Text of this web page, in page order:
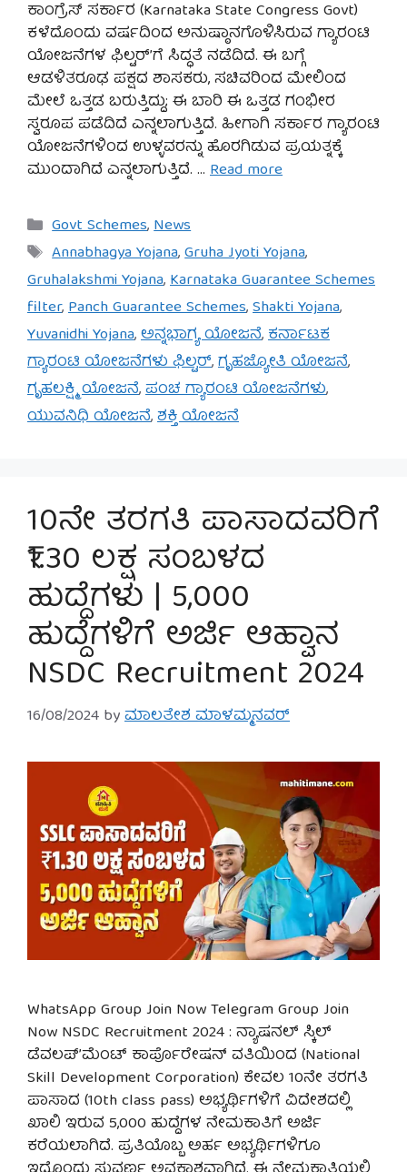
ಕಾಂಗ್ರೆಸ್ ಸರ್ಕಾರ (Karnataka State Congress Govt)
ಕಳೆದೊಂದು ವರ್ಷದಿಂದ ಅನುಷ್ಠಾನಗೊಳಿಸಿರುವ ಗ್ಯಾರಂಟಿ
ಯೋಜನೆಗಳ ಫಿಲ್ಟರ್’ಗೆ ಸಿದ್ಧತೆ ನಡೆದಿದೆ. ಈ ಬಗ್ಗೆ
ಆಡಳಿತರೂಢ ಪಕ್ಷದ ಶಾಸಕರು, ಸಚಿವರಿಂದ ಮೇಲಿಂದ
ಮೇಲೆ ಒತ್ತಡ ಬರುತ್ತಿದ್ದು; ಈ ಬಾರಿ ಈ ಒತ್ತಡ ಗಂಭೀರ
ಸ್ವರೂಪ ಪಡೆದಿದೆ ಎನ್ನಲಾಗುತ್ತಿದೆ. ಹೀಗಾಗಿ ಸರ್ಕಾರ ಗ್ಯಾರಂಟಿ
ಯೋಜನೆಗಳಿಂದ ಉಳ್ಳವರನ್ನು ಹೊರಗಿಡುವ ಪ್ರಯತ್ನಕ್ಕೆ
ಮುಂದಾಗಿದೆ ಎನ್ನಲಾಗುತ್ತಿದೆ. … Read more
Categories
Govt Schemes,News
Tags
Annabhagya Yojana,Gruha Jyoti Yojana,
Gruhalakshmi Yojana,Karnataka Guarantee Schemes
filter,Panch Guarantee Schemes,Shakti Yojana,
Yuvanidhi Yojana,ಅನ್ನಭಾಗ್ಯ ಯೋಜನೆ,ಕರ್ನಾಟಕ
ಗ್ಯಾರಂಟಿ ಯೋಜನೆಗಳು ಫಿಲ್ಟರ್,ಗೃಹಜ್ಯೋತಿ ಯೋಜನೆ,
ಗೃಹಲಕ್ಷ್ಮಿ ಯೋಜನೆ,ಪಂಚ ಗ್ಯಾರಂಟಿ ಯೋಜನೆಗಳು,
ಯುವನಿಧಿ ಯೋಜನೆ,ಶಕ್ತಿ ಯೋಜನೆ
10ನೇ ತರಗತಿ ಪಾಸಾದವರಿಗೆ
₹1.30 ಲಕ್ಷ ಸಂಬಳದ
ಹುದ್ದೆಗಳು | 5,000
ಹುದ್ದೆಗಳಿಗೆ ಅರ್ಜಿ ಆಹ್ವಾನ
NSDC Recruitment 2024
16/08/2024 byಮಾಲತೇಶ ಮಾಳಮ್ಮನವರ್
WhatsApp Group Join Now Telegram Group Join
Now NSDC Recruitment 2024 : ನ್ಯಾಷನಲ್ ಸ್ಕಿಲ್
ಡೆವಲಪ್’ಮೆಂಟ್ ಕಾರ್ಪೊರೇಷನ್ ವತಿಯಿಂದ (National
Skill Development Corporation) ಕೇವಲ 10ನೇ ತರಗತಿ
ಪಾಸಾದ (10th class pass) ಅಭ್ಯರ್ಥಿಗಳಿಗೆ ವಿದೇಶದಲ್ಲಿ
ಖಾಲಿ ಇರುವ 5,000 ಹುದ್ದೆಗಳ ನೇಮಕಾತಿಗೆ ಅರ್ಜಿ
ಕರೆಯಲಾಗಿದೆ. ಪ್ರತಿಯೊಬ್ಬ ಅರ್ಹ ಅಭ್ಯರ್ಥಿಗಳಿಗೂ